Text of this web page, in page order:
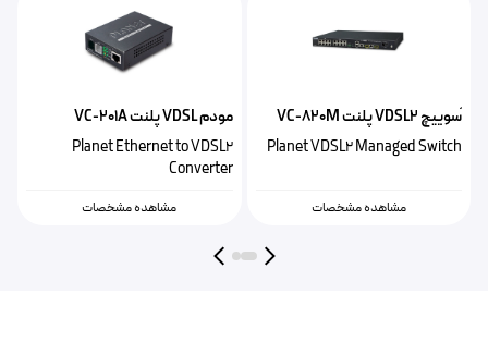
ًسوییچ VDSL2 پلنت VC-820M
Planet VDSL2 Managed Switch
مشاهده مشخصات
مودم VDSL پلنت VC-201A
Planet Ethernet to VDSL2
Converter
مشاهده مشخصات